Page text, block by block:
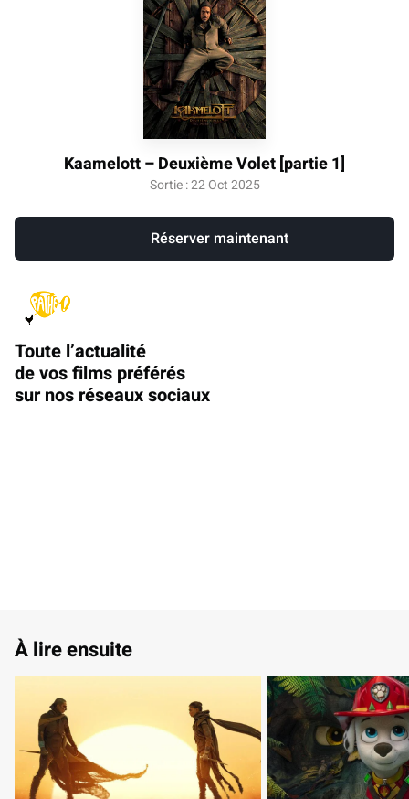
Kaamelott – Deuxième Volet [partie 1]
Sortie : 22 Oct 2025
Réserver maintenant
Toute l’actualité
de vos films préférés
sur nos réseaux sociaux
À lire ensuite